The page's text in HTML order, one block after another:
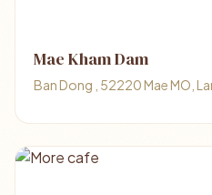
Mae Kham Dam
Ban Dong , 52220 Mae MO,